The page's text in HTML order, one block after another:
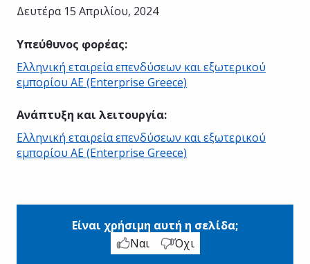
Δευτέρα 15 Απριλίου, 2024
Υπεύθυνος φορέας:
Ελληνική εταιρεία επενδύσεων και εξωτερικού
εμπορίου AE (Enterprise Greece)
Ανάπτυξη και λειτουργία:
Ελληνική εταιρεία επενδύσεων και εξωτερικού
εμπορίου AE (Enterprise Greece)
Είναι χρήσιμη αυτή η σελίδα;
Ναι
Όχι